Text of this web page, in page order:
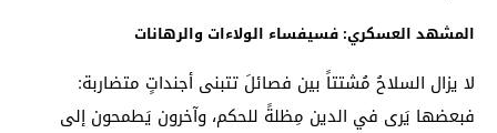
المشهد العسكري: فسيفساء الولاءات والرهانات
لا يزال السلاحُ مُشتتاً بين فصائلَ تتبنى أجنداتٍ متضاربة:
فبعضها يَرى في الدين مِظلةً للحكم، وآخرون يَطمحون إلى